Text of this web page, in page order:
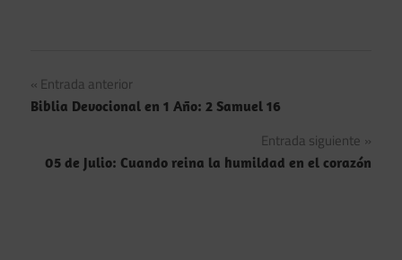
Navegación
de
entradas
Entrada anterior
Biblia Devocional en 1 Año: 2 Samuel 16
Entrada siguiente
05 de Julio: Cuando reina la humildad en el corazón